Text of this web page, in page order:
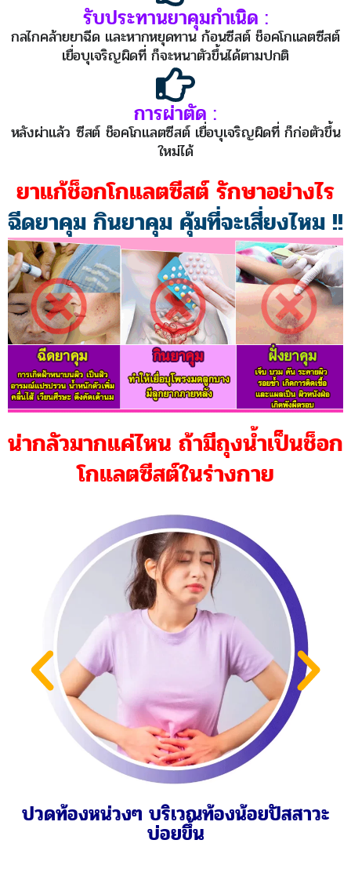
รับประทานยาคุมกำเนิด :
กลไกคล้ายยาฉีด และหากหยุดทาน ก้อนซีสต์ ช็อคโกแลตซีสต์
เยื่อบุเจริญผิดที่ ก็จะหนาตัวขึ้นได้ตามปกติ
การผ่าตัด :
หลังผ่าแล้ว ซีสต์ ช็อคโกแลตซีสต์ เยื่อบุเจริญผิดที่ ก็ก่อตัวขึ้น
ใหม่ได้
ยาแก้ช็อกโกแลตซีสต์ รักษาอย่างไร
ฉีดยาคุม กินยาคุม คุ้มที่จะเสี่ยงไหม !!
น่ากลัวมากแค่ไหน ถ้ามีถุงน้ำเป็นช็อก
โกแลตซีสต์ในร่างกาย
คลำเจอก้อนที่หน้าท้อง